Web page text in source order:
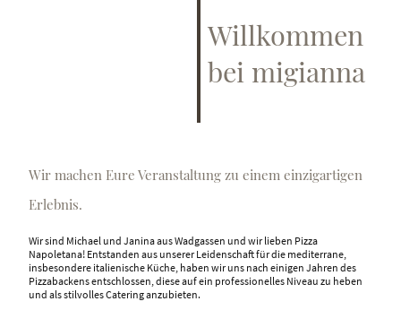
Willkommen
bei migianna
Wir machen Eure Veranstaltung zu einem einzigartigen
Erlebnis.
Wir sind Michael und Janina aus Wadgassen und wir lieben Pizza
Napoletana! Entstanden aus unserer Leidenschaft für die mediterrane,
insbesondere italienische Küche, haben wir uns nach einigen Jahren des
Pizzabackens entschlossen, diese auf ein professionelles Niveau zu heben
und als stilvolles Catering anzubieten.